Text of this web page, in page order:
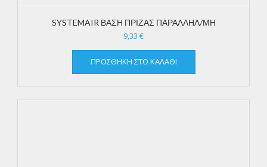
SYSTEMAIR ΒΑΣΗ ΠΡΙΖΑΣ ΠΑΡΑΛΛΗΛ/ΜΗ
9,33 €
ΠΡΟΣΘΉΚΗ ΣΤΟ ΚΑΛΆΘΙ